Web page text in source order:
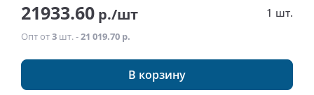
21933.60 р./шт 1 шт.
Опт от3 шт. -21 019.70 р.
В корзину